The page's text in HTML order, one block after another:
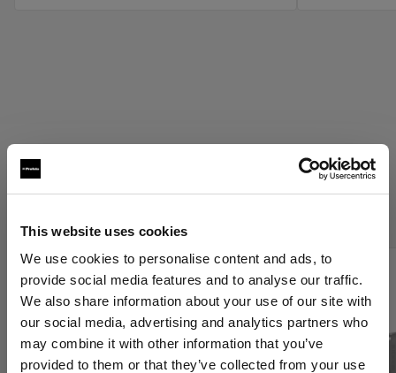
This website uses cookies
We use cookies to personalise content and ads, to
provide social media features and to analyse our traffic.
We also share information about your use of our site with
our social media, advertising and analytics partners who
may combine it with other information that you’ve
provided to them or that they’ve collected from your use
Grids de Profoto